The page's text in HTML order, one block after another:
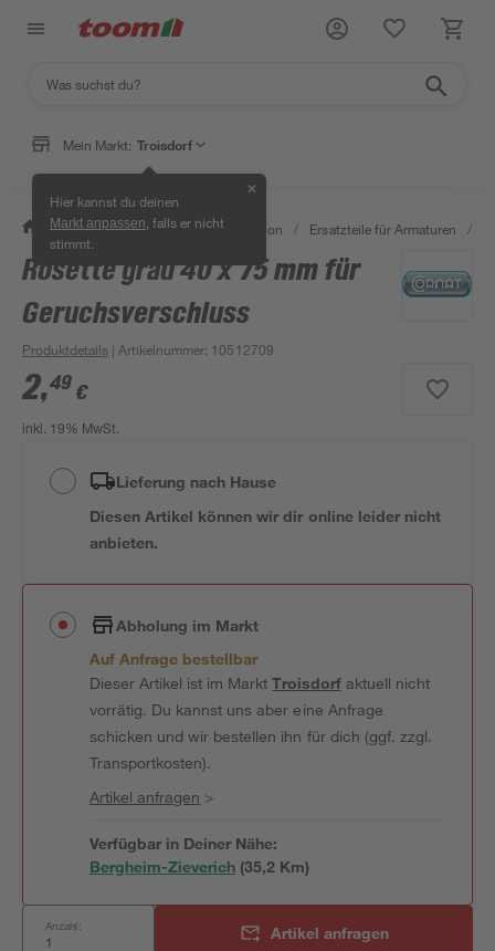
Mein Markt: Troisdorf
Hier kannst du deinen
Markt anpassen , falls er nicht
stimmt.
✕
/ Bad & Sanitär / Sanitärinstallation / Ersatzteile für Armaturen /
Rosette grau 40 x 75 mm für
Geruchsverschluss
Produktdetails | Artikelnummer: 10512709
2,49 €
inkl. 19% MwSt.
Lieferung nach Hause
Diesen Artikel können wir dir online leider nicht
anbieten.
Abholung im Markt
Auf Anfrage bestellbar
Dieser Artikel ist im MarktTroisdorfaktuell nicht
vorrätig. Du kannst uns aber eine Anfrage
schicken und wir bestellen ihn für dich (ggf. zzgl.
Transportkosten).
Artikel anfragen >
Verfügbar in Deiner Nähe:
Bergheim-Zieverich (35,2 Km)
Anzahl: Artikel anfragen